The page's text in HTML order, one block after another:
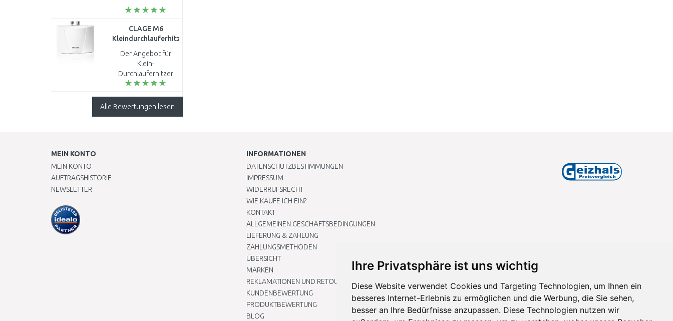
Ihre Privatsphäre ist uns wichtig
Diese Website verwendet Cookies und Targeting Technologien, um Ihnen ein
besseres Internet-Erlebnis zu ermöglichen und die Werbung, die Sie sehen,
besser an Ihre Bedürfnisse anzupassen. Diese Technologien nutzen wir
97775315
CLAGE M6
Kleindurchlauferhitzer
5,7 kW 230 V 1500-
17006
Der Angebot für
Klein-
Durchlauferhitzer
Clage M6 hydraulisch
bestens die ich
Alle Bewertungen lesen
MEIN KONTO
MEIN KONTO
AUFTRAGSHISTORIE
NEWSLETTER
INFORMATIONEN
DATENSCHUTZBESTIMMUNGEN
IMPRESSUM
WIDERRUFSRECHT
WIE KAUFE ICH EIN?
KONTAKT
ALLGEMEINEN GESCHÄFTSBEDINGUNGEN
LIEFERUNG & ZAHLUNG
ZAHLUNGSMETHODEN
ÜBERSICHT
MARKEN
REKLAMATIONEN UND RETOUREN
KUNDENBEWERTUNG
PRODUKTBEWERTUNG
BLOG